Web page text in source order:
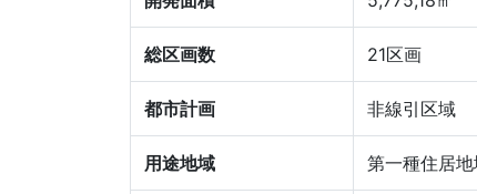
総区画数 21区画
都市計画 非線引区域
用途地域 第一種住居